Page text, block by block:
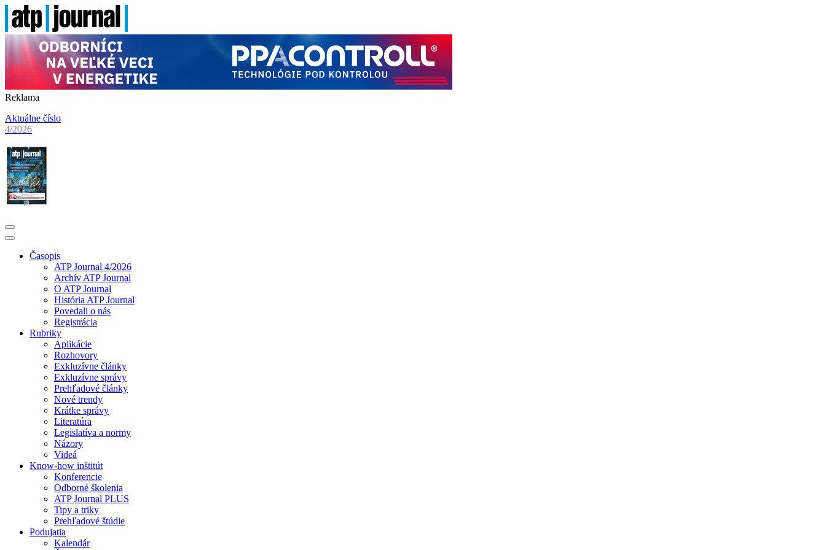
Reklama
Aktuálne číslo
4/2026
Časopis
ATP Journal 4/2026
Archív ATP Journal
O ATP Journal
História ATP Journal
Povedali o nás
Registrácia
Rubriky
Aplikácie
Rozhovory
Exkluzívne články
Exkluzívne správy
Prehľadové články
Nové trendy
Krátke správy
Literatúra
Legislatíva a normy
Názory
Videá
Know-how inštitút
Konferencie
Odborné školenia
ATP Journal PLUS
Tipy a triky
Prehľadové štúdie
Podujatia
Kalendár